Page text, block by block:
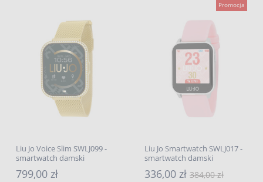
Liu Jo Voice Slim SWLJ099 -
smartwatch damski
799,00 zł
Promocja
Liu Jo Smartwatch SWLJ017 -
smartwatch damski
336,00 zł 384,00 zł